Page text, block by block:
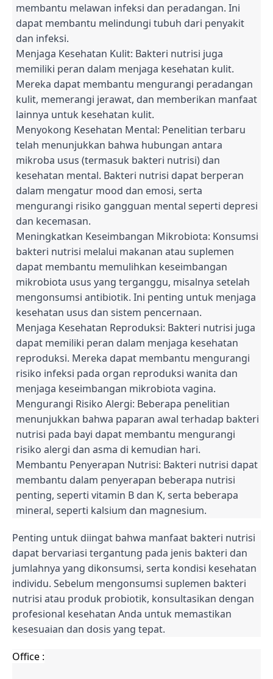
membantu melawan infeksi dan peradangan. Ini
dapat membantu melindungi tubuh dari penyakit
dan infeksi.
Menjaga Kesehatan Kulit: Bakteri nutrisi juga
memiliki peran dalam menjaga kesehatan kulit.
Mereka dapat membantu mengurangi peradangan
kulit, memerangi jerawat, dan memberikan manfaat
lainnya untuk kesehatan kulit.
Menyokong Kesehatan Mental: Penelitian terbaru
telah menunjukkan bahwa hubungan antara
mikroba usus (termasuk bakteri nutrisi) dan
kesehatan mental. Bakteri nutrisi dapat berperan
dalam mengatur mood dan emosi, serta
mengurangi risiko gangguan mental seperti depresi
dan kecemasan.
Meningkatkan Keseimbangan Mikrobiota: Konsumsi
bakteri nutrisi melalui makanan atau suplemen
dapat membantu memulihkan keseimbangan
mikrobiota usus yang terganggu, misalnya setelah
mengonsumsi antibiotik. Ini penting untuk menjaga
kesehatan usus dan sistem pencernaan.
Menjaga Kesehatan Reproduksi: Bakteri nutrisi juga
dapat memiliki peran dalam menjaga kesehatan
reproduksi. Mereka dapat membantu mengurangi
risiko infeksi pada organ reproduksi wanita dan
menjaga keseimbangan mikrobiota vagina.
Mengurangi Risiko Alergi: Beberapa penelitian
menunjukkan bahwa paparan awal terhadap bakteri
nutrisi pada bayi dapat membantu mengurangi
risiko alergi dan asma di kemudian hari.
Membantu Penyerapan Nutrisi: Bakteri nutrisi dapat
membantu dalam penyerapan beberapa nutrisi
penting, seperti vitamin B dan K, serta beberapa
mineral, seperti kalsium dan magnesium.
Penting untuk diingat bahwa manfaat bakteri nutrisi
dapat bervariasi tergantung pada jenis bakteri dan
jumlahnya yang dikonsumsi, serta kondisi kesehatan
individu. Sebelum mengonsumsi suplemen bakteri
nutrisi atau produk probiotik, konsultasikan dengan
profesional kesehatan Anda untuk memastikan
kesesuaian dan dosis yang tepat.
Office :